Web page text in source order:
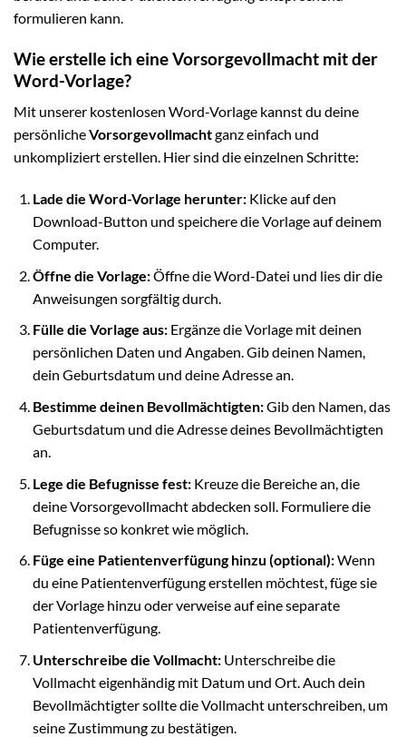
formulieren kann.
Wie erstelle ich eine Vorsorgevollmacht mit der
Word-Vorlage?
Mit unserer kostenlosen Word-Vorlage kannst du deine
persönlicheVorsorgevollmachtganz einfach und
unkompliziert erstellen. Hier sind die einzelnen Schritte:
Lade die Word-Vorlage herunter:Klicke auf den
Download-Button und speichere die Vorlage auf deinem
Computer.
Öffne die Vorlage:Öffne die Word-Datei und lies dir die
Anweisungen sorgfältig durch.
Fülle die Vorlage aus:Ergänze die Vorlage mit deinen
persönlichen Daten und Angaben. Gib deinen Namen,
dein Geburtsdatum und deine Adresse an.
Bestimme deinen Bevollmächtigten:Gib den Namen, das
Geburtsdatum und die Adresse deines Bevollmächtigten
an.
Lege die Befugnisse fest:Kreuze die Bereiche an, die
deine Vorsorgevollmacht abdecken soll. Formuliere die
Befugnisse so konkret wie möglich.
Füge eine Patientenverfügung hinzu (optional):Wenn
du eine Patientenverfügung erstellen möchtest, füge sie
der Vorlage hinzu oder verweise auf eine separate
Patientenverfügung.
Unterschreibe die Vollmacht:Unterschreibe die
Vollmacht eigenhändig mit Datum und Ort. Auch dein
Bevollmächtigter sollte die Vollmacht unterschreiben, um
seine Zustimmung zu bestätigen.